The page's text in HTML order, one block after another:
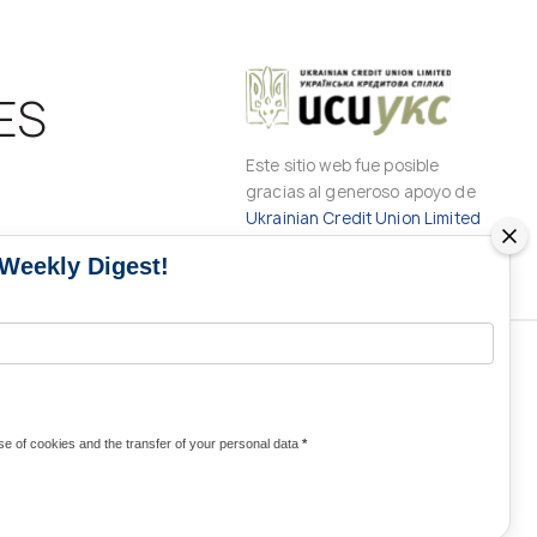
Este sitio web fue posible
gracias al generoso apoyo de
Ukrainian Credit Union Limited
Digest!
of cookies and the transfer of your personal data *